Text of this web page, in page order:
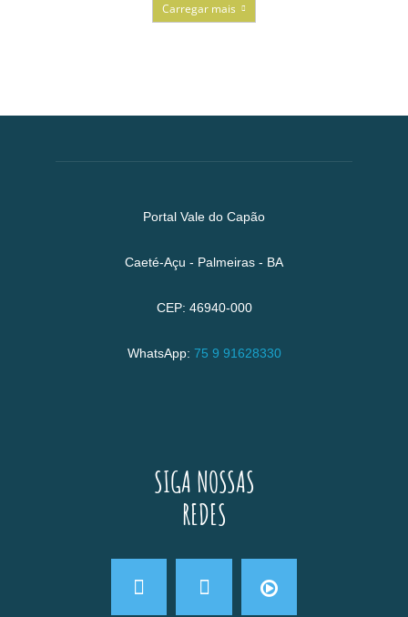
Carregar mais
Portal Vale do Capão
Caeté-Açu - Palmeiras - BA
CEP: 46940-000
WhatsApp: 75 9 91628330
SIGA NOSSAS
REDES